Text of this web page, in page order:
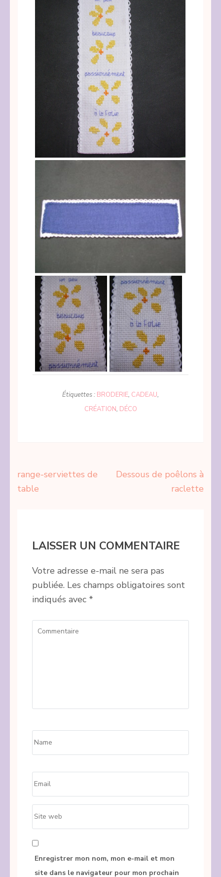
Étiquettes : BRODERIE, CADEAU,
CRÉATION, DÉCO
Navigation
de
range-serviettes de
table
Dessous de poêlons à
raclette
LAISSER UN COMMENTAIRE
Votre adresse e-mail ne sera pas
publiée. Les champs obligatoires sont
indiqués avec *
Commentaire
Name
Email
Site
web
Enregistrer mon nom, mon e-mail et mon
site dans le navigateur pour mon prochain